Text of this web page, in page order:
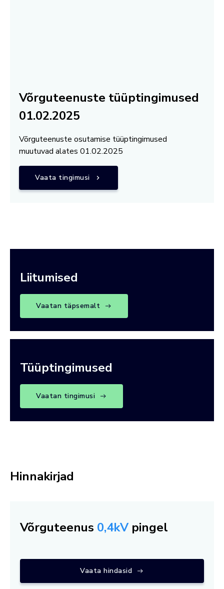
Võrguteenuste tüüptingimused
01.02.2025
Võrguteenuste osutamise tüüptingimused
muutuvad alates 01.02.2025
Vaata tingimusi
Liitumised
Vaatan täpsemalt
Tüüptingimused
Vaatan tingimusi
Hinnakirjad
Võrguteenus 0,4kVpingel
Vaata hindasid